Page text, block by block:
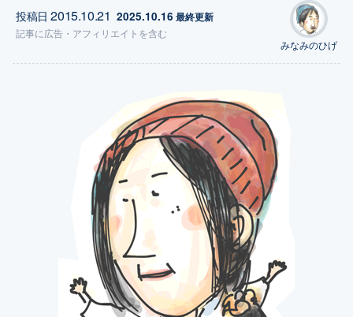
投稿日2015.10.21 2025.10.16 最終更新
記事に広告 ・アフィリエイトを含む
みなみのひげ